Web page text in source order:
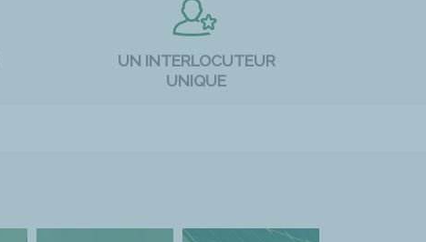
UN INTERLOCUTEUR
UNIQUE